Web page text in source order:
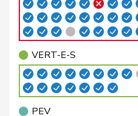
Badran Jacqueline
Bally
Maya
Balmer
Bettina
Barandun
Nicole
VERT-E-S
PEV